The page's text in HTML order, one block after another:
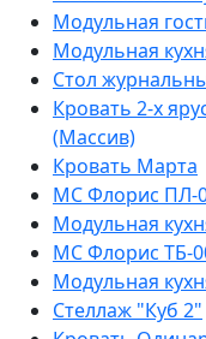
Модульная
Модульная
Стол
Кровать 2-х
(Массив)
Кровать Марта
МС Флорис ПЛ-
Модульная
МС Флорис ТБ-
Модульная
Стеллаж "Куб 2"